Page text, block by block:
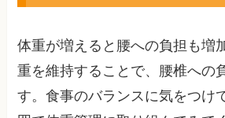
体重が増えると腰への負担も増
重を維持することで、腰椎への
す。食事のバランスに気をつけ